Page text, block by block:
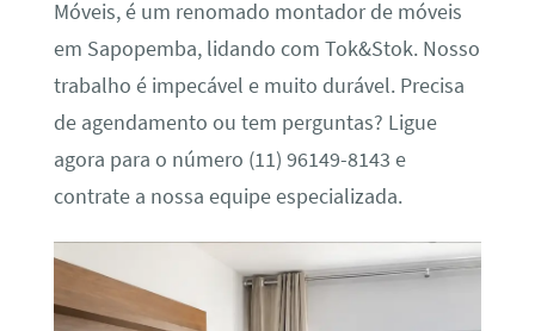
Móveis, é um renomado montador de móveis
em Sapopemba, lidando com Tok&Stok. Nosso
trabalho é impecável e muito durável. Precisa
de agendamento ou tem perguntas? Ligue
agora para o número (11) 96149-8143 e
contrate a nossa equipe especializada.